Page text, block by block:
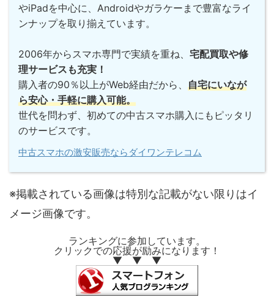
やiPadを中心に、Androidやガラケーまで豊富なライ
ンナップを取り揃えています。
2006年からスマホ専門で実績を重ね、 宅配買取や修
理サービスも充実！
購入者の90％以上がWeb経由だから、 自宅にいなが
ら安心・手軽に購入可能。
世代を問わず、初めての中古スマホ購入にもピッタリ
のサービスです。
中古スマホの激安販売ならダイワンテレコム
※掲載されている画像は特別な記載がない限りはイ
メージ画像です。
ランキングに参加しています。
クリックでの応援が励みになります！
▼ ▼ ▼